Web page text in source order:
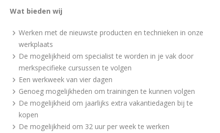
Wat bieden wij
Werken met de nieuwste producten en technieken in onze
werkplaats
De mogelijkheid om specialist te worden in je vak door
merkspecifieke cursussen te volgen
Een werkweek van vier dagen
Genoeg mogelijkheden om trainingen te kunnen volgen
De mogelijkheid om jaarlijks extra vakantiedagen bij te
kopen
De mogelijkheid om 32 uur per week te werken